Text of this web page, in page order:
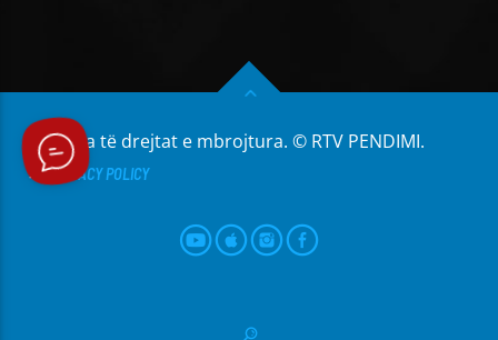
Të gjitha të drejtat e mbrojtura. © RTV PENDIMI.
PRIVACY POLICY